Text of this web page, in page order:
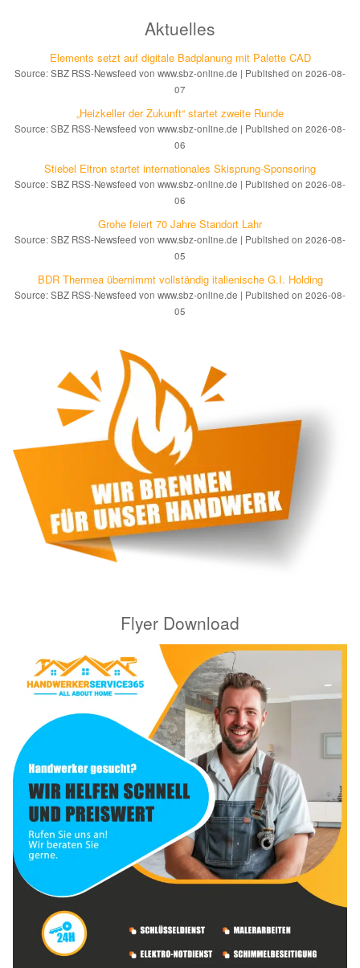
Aktuelles
Elements setzt auf di­gi­ta­le Bad­pla­nung mit Palette CAD
Source: SBZ RSS-Newsfeed von www.sbz-online.de
Published on 2026-08-
07
„Heizkeller der Zu­kunft“ star­tet zwei­te Run­de
Source: SBZ RSS-Newsfeed von www.sbz-online.de
Published on 2026-08-
06
Stiebel Eltron startet internatio­nales Ski­sprung-Spon­soring
Source: SBZ RSS-Newsfeed von www.sbz-online.de
Published on 2026-08-
06
Grohe feiert 70 Jahre Standort Lahr
Source: SBZ RSS-Newsfeed von www.sbz-online.de
Published on 2026-08-
05
BDR Thermea übernimmt vollständig italienische G.I. Holding
Source: SBZ RSS-Newsfeed von www.sbz-online.de
Published on 2026-08-
05
Flyer Download